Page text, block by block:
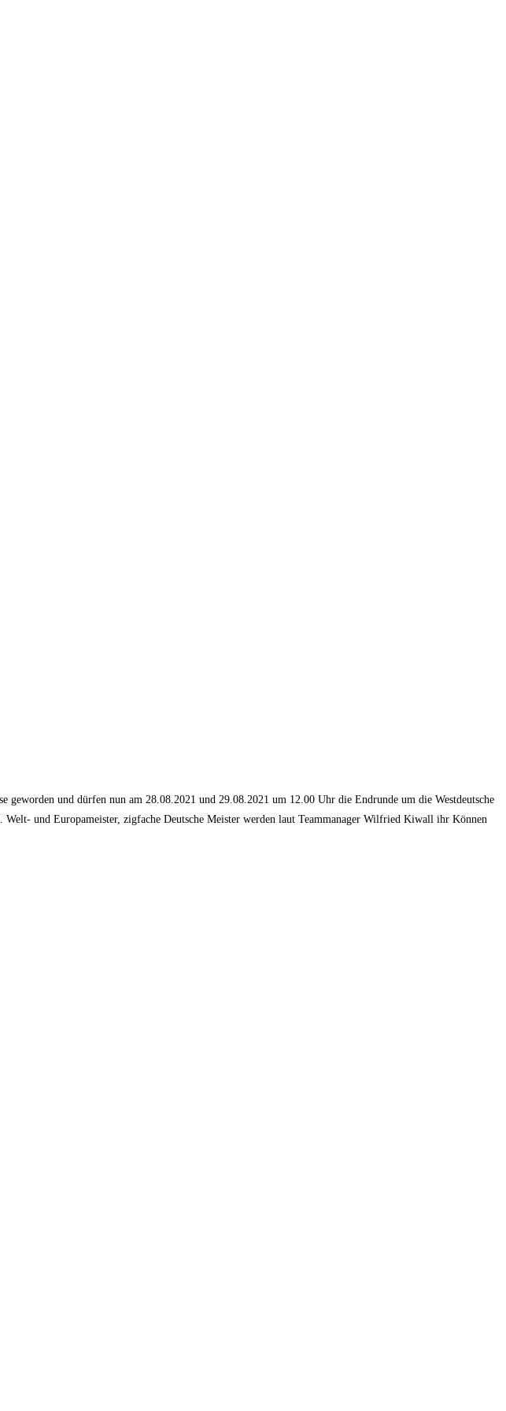
geworden und dürfen nun am 28.08.2021 und 29.08.2021 um 12.00 Uhr die Endrunde um die Westdeutsche
und Europameister, zigfache Deutsche Meister werden laut Teammanager Wilfried Kiwall ihr Können